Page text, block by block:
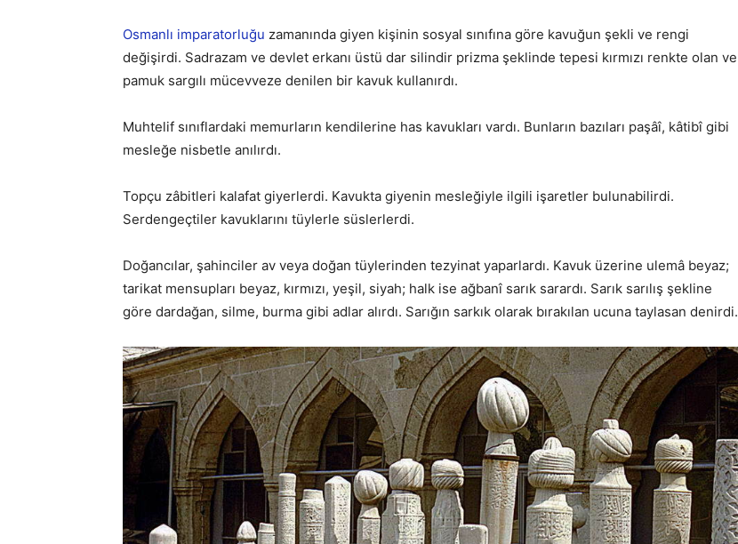
Osmanlı imparatorluğu zamanında giyen kişinin sosyal sınıfına göre kavuğun şekli ve rengi
değişirdi. Sadrazam ve devlet erkanı üstü dar silindir prizma şeklinde tepesi kırmızı renkte olan ve
pamuk sargılı mücevveze denilen bir kavuk kullanırdı.
Muhtelif sınıflardaki memurların kendilerine has kavukları vardı. Bunların bazıları paşâî, kâtibî gibi
mesleğe nisbetle anılırdı.
Topçu zâbitleri kalafat giyerlerdi. Kavukta giyenin mesleğiyle ilgili işaretler bulunabilirdi.
Serdengeçtiler kavuklarını tüylerle süslerlerdi.
Doğancılar, şahinciler av veya doğan tüylerinden tezyinat yaparlardı. Kavuk üzerine ulemâ beyaz;
tarikat mensupları beyaz, kırmızı, yeşil, siyah; halk ise ağbanî sarık sarardı. Sarık sarılış şekline
göre dardağan, silme, burma gibi adlar alırdı. Sarığın sarkık olarak bırakılan ucuna taylasan denirdi.